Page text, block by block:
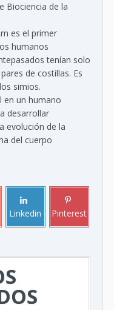
Biociencia de la
es el primer
humanos
tenían solo
de costillas. Es
simios.
en un humano
desarrollar
evolución de la
del cuerpo
Linkedin Pinterest